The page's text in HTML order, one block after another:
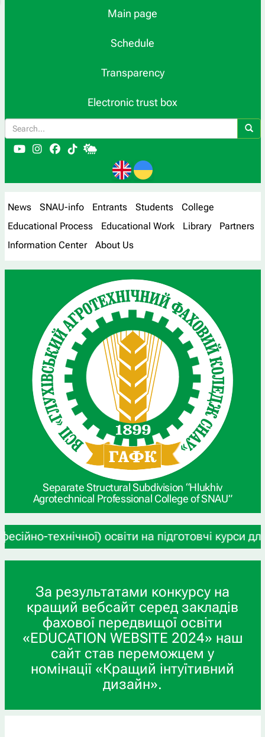
Main page
Schedule
Transparency
Electronic trust box
News SNAU-info Entrants Students
College
Educational Process
Educational Work Library
Partners
Information Center
About Us
Separate Structural Subdivision “Hlukhiv
Agrotechnical Professional College of SNAU”
технічної) освіти на підготовчі курси
За результатами конкурсу на
кращий вебсайт серед закладів
фахової передвищої освіти
«EDUCATION WEBSITE 2024» наш
сайт став переможцем у
номінації «Кращий інтуїтивний
дизайн».